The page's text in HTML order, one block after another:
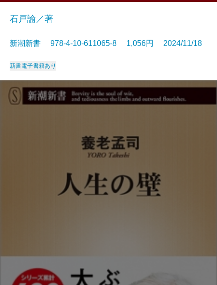
石戸諭／著
新潮新書 978-4-10-611065-8 1,056円 2024/11/18
新書電子書籍あり